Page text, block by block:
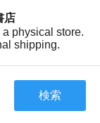
店
physical store.
shipping.
検索